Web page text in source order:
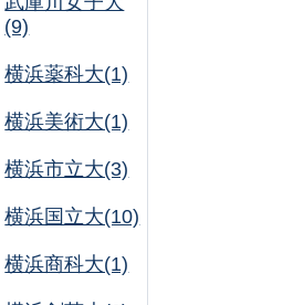
(9)
横浜薬科大(1)
横浜美術大(1)
横浜市立大(3)
横浜国立大(10)
横浜商科大(1)